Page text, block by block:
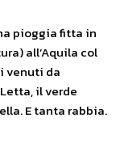
pioggia fitta in
all’Aquila col
venuti da
il verde
E tanta rabbia.